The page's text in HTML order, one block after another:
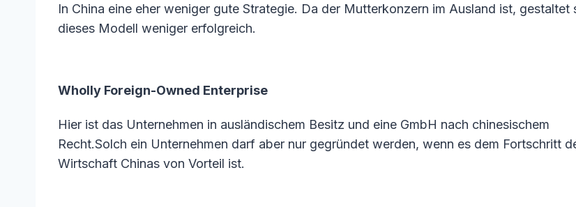
In China eine eher weniger gute Strategie. Da der Mutterkonzern im Ausland ist, gestaltet
dieses Modell weniger erfolgreich.
Wholly Foreign-Owned Enterprise
Hier ist das Unternehmen in ausländischem Besitz und eine GmbH nach chinesischem
Recht.Solch ein Unternehmen darf aber nur gegründet werden, wenn es dem Fortschritt
Wirtschaft Chinas von Vorteil ist.